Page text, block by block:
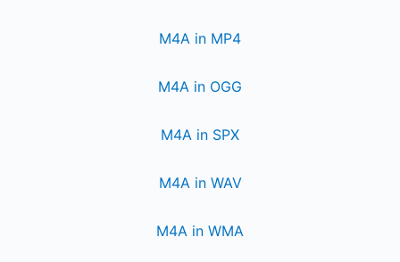
M4A in MP4
M4A in OGG
M4A in SPX
M4A in WAV
M4A in WMA